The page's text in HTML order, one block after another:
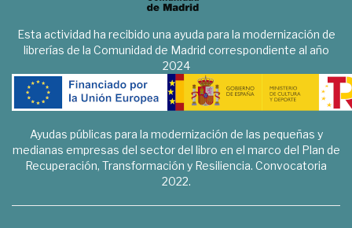
Esta actividad ha recibido una ayuda para la modernización de
librerías de la Comunidad de Madrid correspondiente al año
2024
Ayudas públicas para la modernización de las pequeñas y
medianas empresas del sector del libro en el marco del Plan de
Recuperación, Transformación y Resiliencia. Convocatoria
2022.